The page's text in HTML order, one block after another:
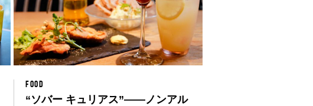
FOOD
“ソバー キュリアス”——ノンアル